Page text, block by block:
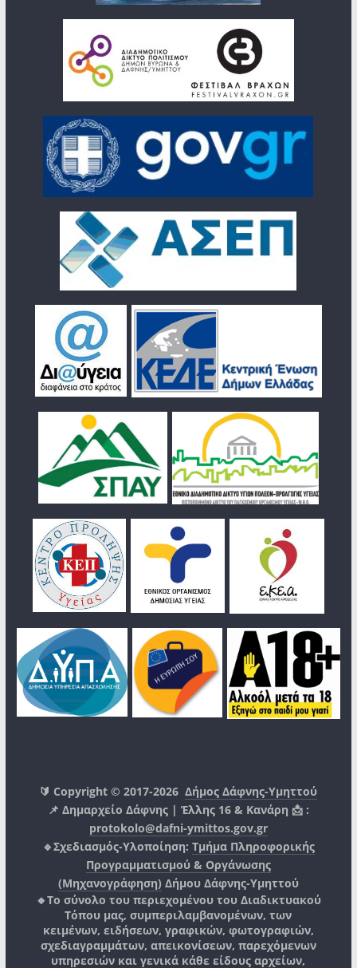
🔰 Copyright © 2017-2026Δήμος Δάφνης-Υμηττού
📌 Δημαρχείο Δάφνης | Έλλης 16 & Κανάρη 📩 :
protokolo@dafni-ymittos.gov.gr
🔹Σχεδιασμός-Υλοποίηση: Τμήμα Πληροφορικής
Προγραμματισμού & Οργάνωσης
(Μηχανογράφηση) Δήμου Δάφνης-Υμηττού
🔸Το σύνολο του περιεχομένου του Διαδικτυακού
Τόπου μας, συμπεριλαμβανομένων, των
κειμένων, ειδήσεων, γραφικών, φωτογραφιών,
σχεδιαγραμμάτων, απεικονίσεων, παρεχόμενων
υπηρεσιών και γενικά κάθε είδους αρχείων,